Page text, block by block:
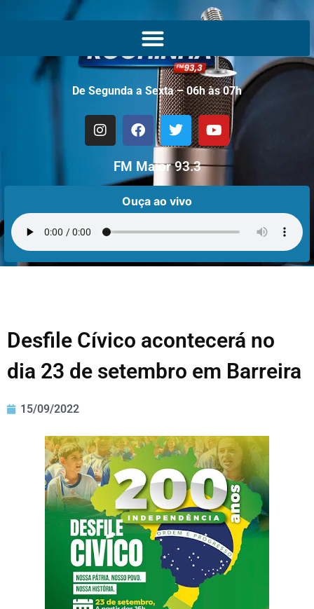
De Segunda a Sexta – 06h às 07h
FM Maior 93.3
Ouça ao vivo
Desfile Cívico acontecerá no
dia 23 de setembro em Barreira
15/09/2022